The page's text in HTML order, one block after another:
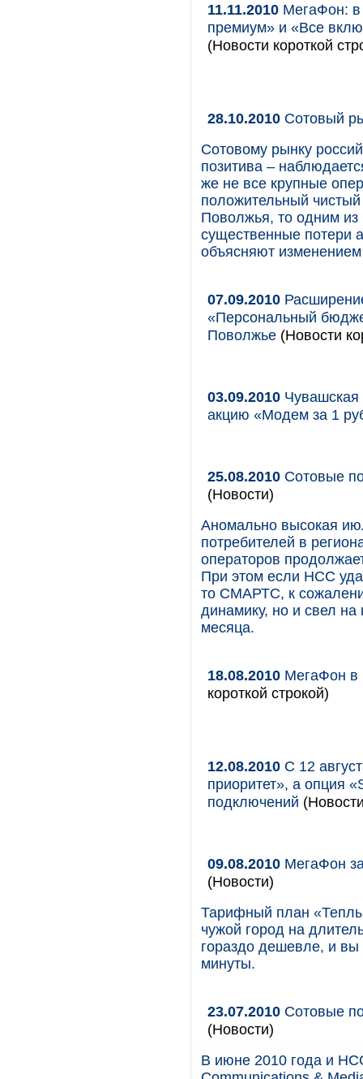
11.11.2010 МегаФон: в
премиум» и «Все
(Новости короткой
28.10.2010 Сотовый
Сотовому рынку
позитива –
же не все крупные
положительный чистый
Поволжья, то одним из
существенные потери
объясняют изменением
07.09.2010
«Персональный
Поволжье (Новости
03.09.2010 Чувашская
акцию «Модем за 1
25.08.2010 Сотовые
(Новости)
Аномально высокая
потребителей в
операторов
При этом если НСС
то СМАРТС, к
динамику, но и свел
месяца.
18.08.2010 МегаФон в
короткой строкой)
12.08.2010 С 12
приоритет», а опция
подключений
09.08.2010 МегаФон
(Новости)
Тарифный план
чужой город на
гораздо дешевле, и вы
минуты.
23.07.2010 Сотовые
(Новости)
В июне 2010 года и